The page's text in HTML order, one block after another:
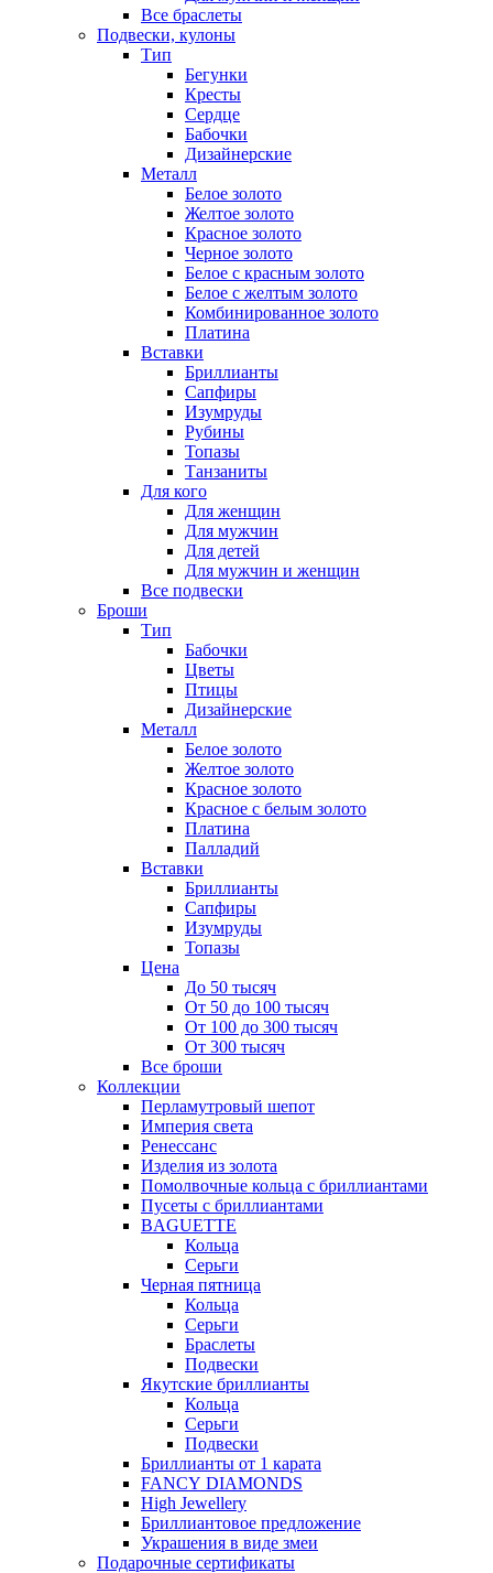
Все браслеты
Подвески, кулоны
Тип
Бегунки
Кресты
Сердце
Бабочки
Дизайнерские
Металл
Белое золото
Желтое золото
Красное золото
Черное золото
Белое с красным золото
Белое с желтым золото
Комбинированное золото
Платина
Вставки
Бриллианты
Сапфиры
Изумруды
Рубины
Топазы
Танзаниты
Для кого
Для женщин
Для мужчин
Для детей
Для мужчин и женщин
Все подвески
Броши
Тип
Бабочки
Цветы
Птицы
Дизайнерские
Металл
Белое золото
Желтое золото
Красное золото
Красное с белым золото
Платина
Палладий
Вставки
Бриллианты
Сапфиры
Изумруды
Топазы
Цена
До 50 тысяч
От 50 до 100 тысяч
От 100 до 300 тысяч
От 300 тысяч
Все броши
Коллекции
Перламутровый шепот
Империя света
Ренессанс
Изделия из золота
Помолвочные кольца с бриллиантами
Пусеты с бриллиантами
BAGUETTE
Кольца
Серьги
Черная пятница
Кольца
Серьги
Браслеты
Подвески
Якутские бриллианты
Кольца
Серьги
Подвески
Бриллианты от 1 карата
FANCY DIAMONDS
High Jewellery
Бриллиантовое предложение
Украшения в виде змеи
Подарочные сертификаты